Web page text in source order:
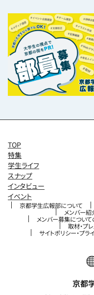
京都
TOP
特集
学生ライフ
スナップ
インタビュー
イベント
京都学生広報部について
メンバー紹
メンバー募集につい
取材・プ
サイトポリシー・プラ